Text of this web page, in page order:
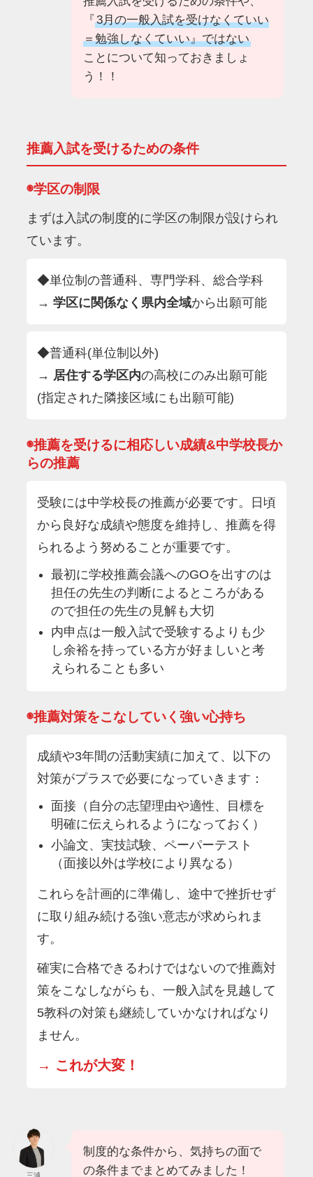
『 3月の一般入試を受けなくていい
＝勉強しなくていい』ではない
ことについて知っておきましょ
う！！
推薦入試を受けるための条件
◉学区の制限
まずは入試の制度的に学区の制限が設けられ
ています。
◆単位制の普通科、専門学科、総合学科
→ 学区に関係なく県内全域から出願可能
◆普通科(単位制以外)
→ 居住する学区内の高校にのみ出願可能
(指定された隣接区域にも出願可能)
◉推薦を受けるに相応しい成績&中学校長か
らの推薦
受験には中学校長の推薦が必要です。日頃
から良好な成績や態度を維持し、推薦を得
られるよう努めることが重要です。
最初に学校推薦会議へのGOを出すのは
担任の先生の判断によるところがある
ので担任の先生の見解も大切
内申点は一般入試で受験するよりも少
し余裕を持っている方が好ましいと考
えられることも多い
◉推薦対策をこなしていく強い心持ち
成績や3年間の活動実績に加えて、以下の
対策がプラスで必要になっていきます：
面接（自分の志望理由や適性、目標を
明確に伝えられるようになっておく）
小論文、実技試験、ペーパーテスト
（面接以外は学校により異なる）
これらを計画的に準備し、途中で挫折せず
に取り組み続ける強い意志が求められま
す。
確実に合格できるわけではないので推薦対
策をこなしながらも、一般入試を見越して
5教科の対策も継続していかなければなり
ません。
→ これが大変！
三浦
制度的な条件から、気持ちの面で
の条件までまとめてみました！